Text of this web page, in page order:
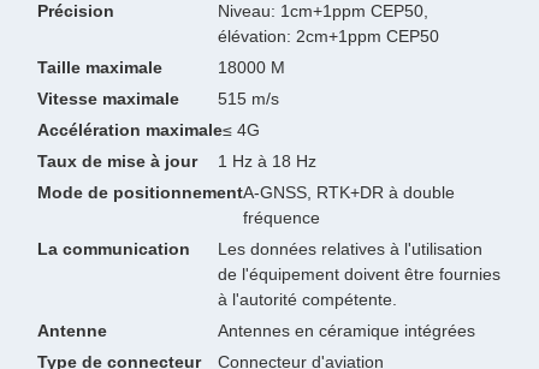
Précision
Niveau: 1cm+1ppm CEP50,
élévation: 2cm+1ppm CEP50
Taille maximale
18000 M
Vitesse maximale
515 m/s
Accélération maximale≤ 4G
Taux de mise à jour
1 Hz à 18 Hz
Mode de positionnementA-GNSS, RTK+DR à double
fréquence
La communication
Les données relatives à l'utilisation
de l'équipement doivent être fournies
à l'autorité compétente.
Antenne
Antennes en céramique intégrées
Type de connecteur
Connecteur d'aviation